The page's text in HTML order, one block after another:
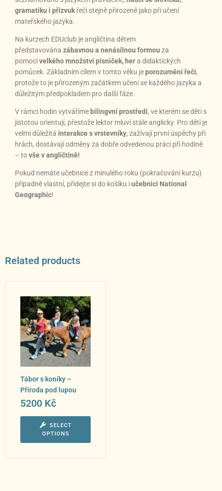
gramatiku i přízvuk řeči stejně přirozeně jako při učení
mateřského jazyka.
Na kurzech EDUclub je angličtina dětem
představována zábavnou a nenásilnou formou za
pomocivelkého množství písniček, hera didaktických
pomůcek. Základním cílem v tomto věku jeporozumění řeči,
protože to je přirozeným začátkem učení se každého jazyka a
důležitým předpokladem pro další fáze.
V rámci hodin vytváříme bilingvní prostředí, ve kterém se děti s
jistotou orientují, přestože lektor mluví stále anglicky. Pro děti je
velmi důležitá interakce s vrstevníky, zažívají první úspěchy při
hrách, dostávají odměny za dobře odvedenou práci při hodině
– tovše v angličtině!
Pokud nemáte učebnice z minulého roku (pokračování kurzu)
případně vlastní, přidejte si do košíku iučebnici National
Geographic!
Related products
Tábor s koníky –
Příroda pod lupou
5200 Kč
SELECT
OPTIONS